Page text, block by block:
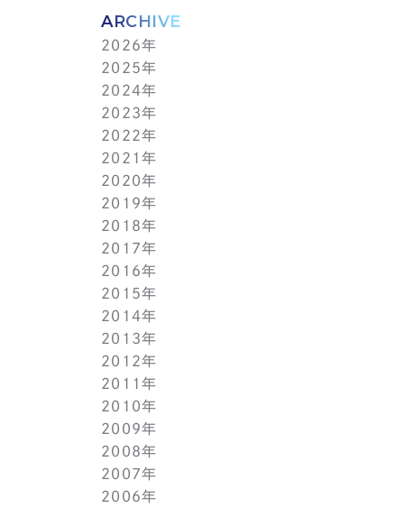
ARCHIVE
2026年
7月(1)
6月(1)
5月(1)
4月(1)
3月(1)
2月(1)
1月(1)
2025年
12月(1)
11月(1)
10月(1)
9月(1)
8月(1)
7月(1)
6月(1)
5月(1)
4月(1)
3月(1)
2月(1)
1月(2)
2024年
11月(1)
10月(1)
9月(1)
8月(1)
7月(1)
6月(1)
5月(1)
4月(1)
3月(1)
2月(1)
1月(2)
2023年
11月(1)
10月(1)
9月(1)
8月(1)
7月(1)
6月(1)
5月(1)
4月(1)
3月(1)
2月(1)
1月(2)
2022年
11月(1)
10月(1)
9月(1)
8月(1)
7月(1)
6月(1)
5月(1)
4月(1)
3月(2)
1月(2)
2021年
11月(1)
10月(1)
9月(1)
8月(1)
7月(1)
6月(1)
5月(1)
4月(1)
3月(1)
2月(1)
1月(2)
2020年
11月(2)
9月(2)
7月(1)
6月(2)
5月(2)
4月(3)
3月(2)
2月(1)
2019年
12月(2)
10月(1)
9月(2)
7月(1)
6月(2)
4月(1)
3月(1)
2月(1)
1月(1)
2018年
12月(1)
11月(1)
10月(1)
9月(2)
8月(1)
7月(1)
5月(1)
4月(1)
3月(1)
2月(1)
1月(1)
2017年
12月(1)
11月(1)
10月(1)
9月(1)
8月(1)
7月(1)
6月(1)
5月(1)
4月(1)
3月(1)
2月(1)
2016年
12月(1)
11月(1)
10月(1)
9月(1)
8月(1)
7月(1)
6月(1)
5月(1)
4月(1)
3月(1)
2015年
12月(1)
11月(1)
10月(1)
9月(1)
8月(1)
7月(1)
6月(1)
5月(1)
4月(1)
2014年
12月(1)
11月(1)
10月(1)
9月(1)
8月(1)
7月(1)
6月(1)
5月(1)
2013年
12月(1)
11月(1)
10月(1)
9月(1)
8月(1)
7月(1)
6月(1)
2012年
12月(1)
11月(1)
10月(1)
9月(1)
8月(1)
7月(1)
2011年
12月(1)
11月(1)
10月(1)
9月(1)
8月(1)
2010年
12月(1)
11月(1)
10月(1)
9月(1)
2009年
12月(1)
11月(1)
10月(1)
2008年
12月(1)
11月(1)
2007年
12月(1)
2006年